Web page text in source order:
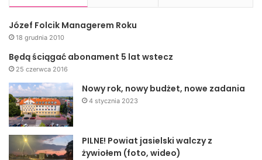
Józef Folcik Managerem Roku
18 grudnia 2010
Będą ściągać abonament 5 lat wstecz
25 czerwca 2016
Nowy rok, nowy budżet, nowe zadania
4 stycznia 2023
PILNE! Powiat jasielski walczy z
żywiołem (foto, wideo)